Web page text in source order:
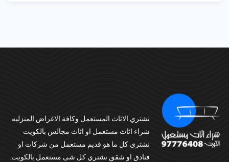
نشتري الاثاث المستعمل وكافة الاغراض المنزليه
شراء اثاث مستعمل او اثاث مجالس بالكويت
نشتري كل ما هو قديم مستعمل من شركات او
فنادق او شقق نشتري كل شى مستعمل بالكويت.